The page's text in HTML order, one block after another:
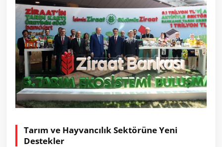
Tarım ve Hayvancılık Sektörüne Yeni
Destekler